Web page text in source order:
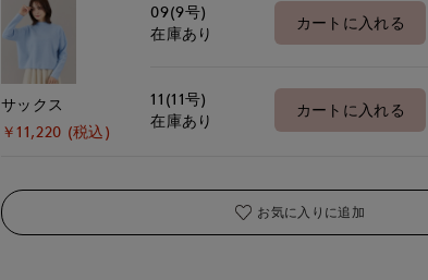
サックス
￥11,220 (税込)
09(9号)
在庫あり
カートに入れる
11(11号)
在庫あり
カートに入れる
お気に入りに追加